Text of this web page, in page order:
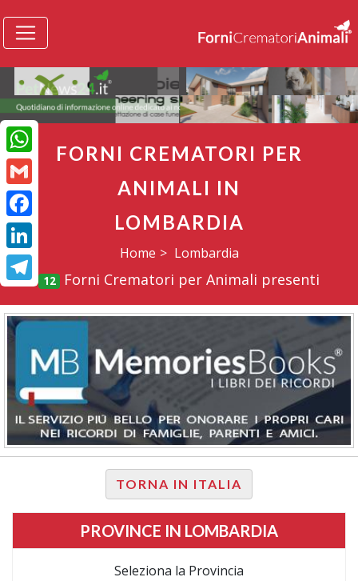
WhatsApp
Gmail
Facebook
LinkedIn
Telegram
FORNI CREMATORI PER
ANIMALI IN
LOMBARDIA
Home Lombardia
12 Forni Crematori per Animali presenti
TORNA IN ITALIA
PROVINCE IN LOMBARDIA
Seleziona la Provincia